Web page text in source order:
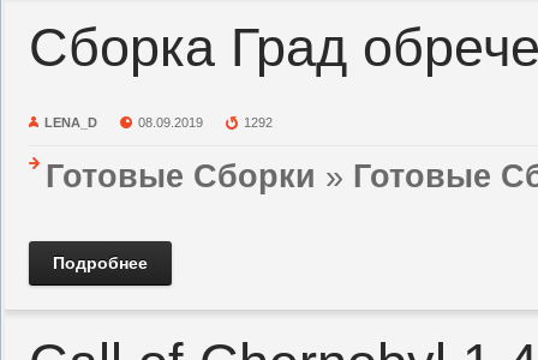
Сборка Град
LENA_D 08.09.2019 1292
Готовые Сборки » Готовые
Подробнее